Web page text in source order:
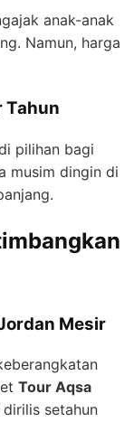
anak-anak
Namun, harga
Tahun
pilihan bagi
musim dingin di
Mesir
Tour Aqsa
setahun